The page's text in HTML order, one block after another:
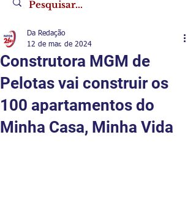
Construtora MGM de
Pelotas vai construir os
100 apartamentos do
Minha Casa, Minha Vida
Da Redação
12 de mar. de 2024